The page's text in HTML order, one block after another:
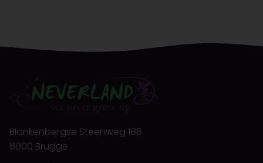
Blankenbergse Steenweg 186
8000 Brugge